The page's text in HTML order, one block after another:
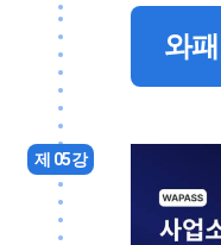
와
제 05강